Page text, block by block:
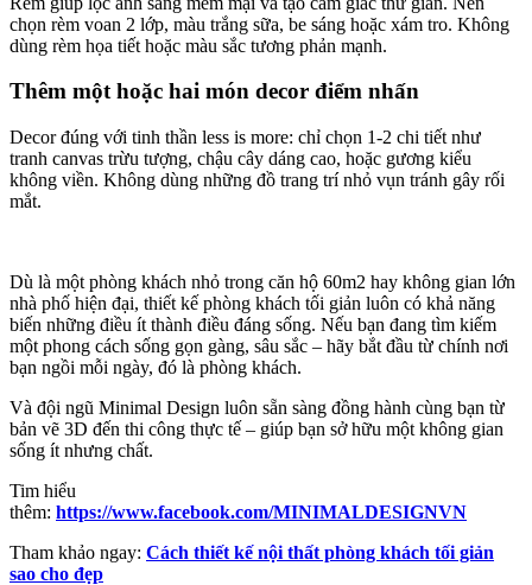
chọn rèm voan 2 lớp, màu trắng sữa, be sáng hoặc xám tro. Không
dùng rèm họa tiết hoặc màu sắc tương phản mạnh.
Thêm một hoặc hai món decor điểm nhấn
Decor đúng với tinh thần less is more: chỉ chọn 1-2 chi tiết như
tranh canvas trừu tượng, chậu cây dáng cao, hoặc gương kiểu
không viền. Không dùng những đồ trang trí nhỏ vụn tránh gây rối
mắt.
Dù là một phòng khách nhỏ trong căn hộ 60m2 hay không gian lớn
nhà phố hiện đại, thiết kế phòng khách tối giản luôn có khả năng
biến những điều ít thành điều đáng sống. Nếu bạn đang tìm kiếm
một phong cách sống gọn gàng, sâu sắc – hãy bắt đầu từ chính nơi
bạn ngồi mỗi ngày, đó là phòng khách.
Và đội ngũ Minimal Design luôn sẵn sàng đồng hành cùng bạn từ
bản vẽ 3D đến thi công thực tế – giúp bạn sở hữu một không gian
sống ít nhưng chất.
Tim hiểu
thêm: https://www.facebook.com/MINIMALDESIGNVN
Tham khảo ngay: Cách thiết kế nội thất phòng khách tối giản
sao cho đẹp